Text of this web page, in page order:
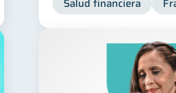
Finanzas personalesSalud financiera